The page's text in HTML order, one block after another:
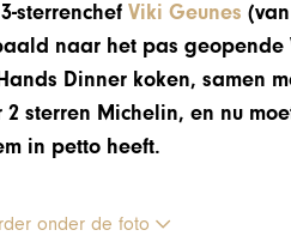
sterrenchefViki Geunes
naar het pas
Dinner koken, samen
sterren Michelin, en nu
in petto heeft.
onder de foto